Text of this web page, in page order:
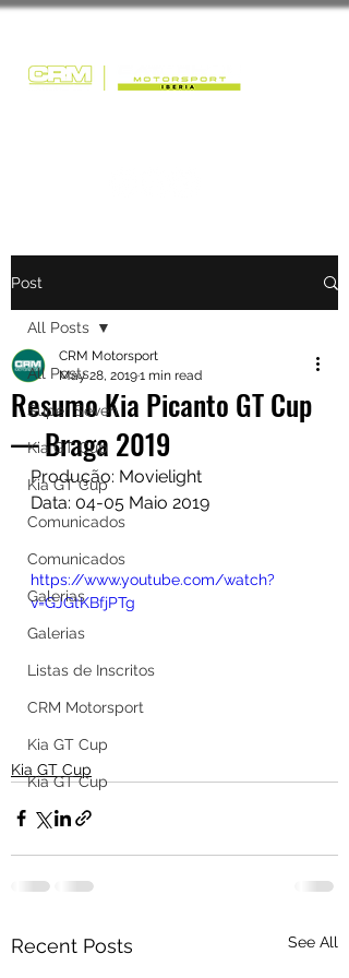
Post
All Posts
Super Seven
Kia GT Cup
Kia GT Cup
Comunicados
Comunicados
Galerias
Galerias
Listas de Inscritos
CRM Motorsport
Kia GT Cup
Kia GT Cup
All Posts
Resumo Kia Picanto GT Cup
— Braga 2019
CRM Motorsport
May 28, 20191 min read
Produção: Movielight
Data: 04-05 Maio 2019
https://www.youtube.com/watch?
v=GJGtKBfjPTg
Kia GT Cup
Recent Posts See All